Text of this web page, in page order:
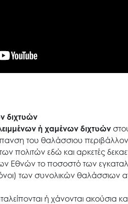
διχτυών
ή χαμένων διχτυών
του θαλάσσιου
πολιτών εδώ και αρκετές
Εθνών το ποσοστό των
των συνολικών θαλάσσιων
ή χάνονται ακούσια